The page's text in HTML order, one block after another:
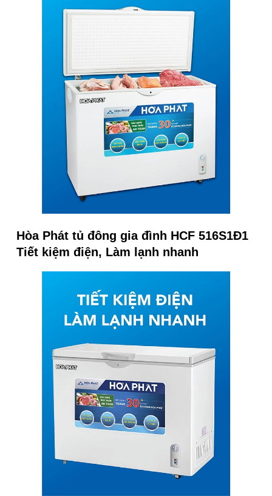
Hòa Phát tủ đông gia đình HCF 516S1Đ1
Tiết kiệm điện, Làm lạnh nhanh